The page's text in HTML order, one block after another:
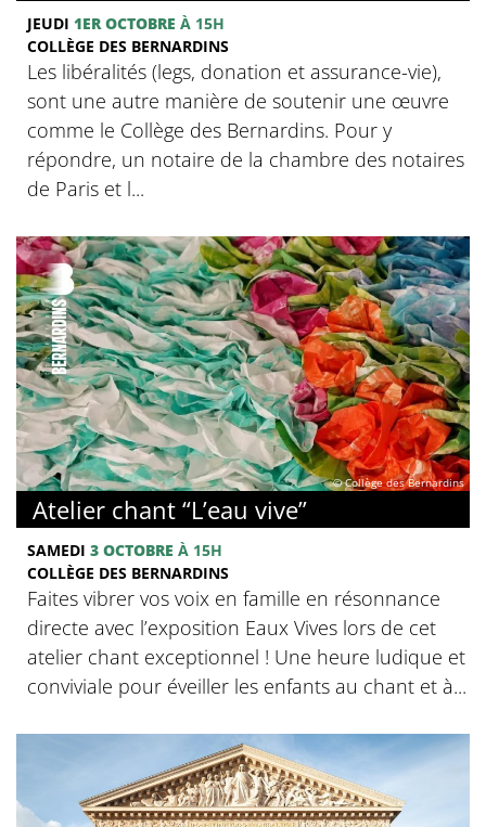
JEUDI 1ER OCTOBRE À 15H
COLLÈGE DES BERNARDINS
Les libéralités (legs, donation et assurance-vie),
sont une autre manière de soutenir une œuvre
comme le Collège des Bernardins. Pour y
répondre, un notaire de la chambre des notaires
de Paris et l...
© Collège des Bernardins
Atelier chant “L’eau vive”
SAMEDI 3 OCTOBRE À 15H
COLLÈGE DES BERNARDINS
Faites vibrer vos voix en famille en résonnance
directe avec l’exposition Eaux Vives lors de cet
atelier chant exceptionnel ! Une heure ludique et
conviviale pour éveiller les enfants au chant et à...